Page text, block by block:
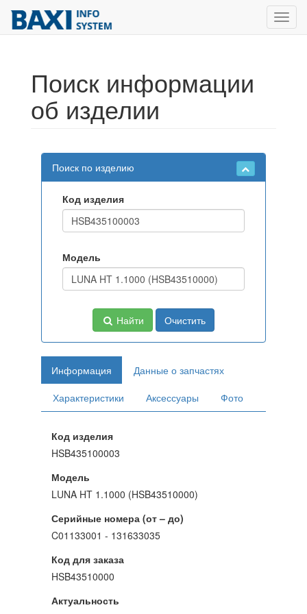
Поиск информации
об изделии
Поиск по изделию
Код изделия
Модель
Найти Очистить
Информация
Данные о запчастях
Характеристики
Аксессуары Фото
Код изделия
HSB435100003
Модель
LUNA HT 1.1000 (HSB43510000)
Серийные номера (от – до)
C01133001 - 131633035
Код для заказа
HSB43510000
Актуальность